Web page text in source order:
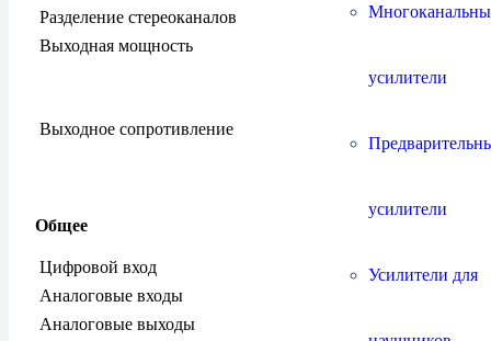
усилители
усилители
Усилители для
Разделение стереоканалов
> 80 дб на
Выходная мощность
Выходное сопротивление
pre-
Общее
Цифровой вход
1 Toslink,
Аналоговые входы
Аналоговые выходы